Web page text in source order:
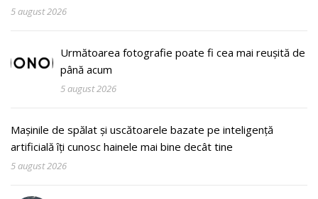
5 august 2026
Următoarea fotografie poate fi cea mai reușită de
până acum
5 august 2026
Mașinile de spălat și uscătoarele bazate pe inteligență
artificială îți cunosc hainele mai bine decât tine
5 august 2026